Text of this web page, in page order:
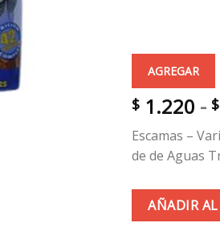
AGREGAR
$ 1.220 - $
Escamas –
de de Aguas
AÑADIR